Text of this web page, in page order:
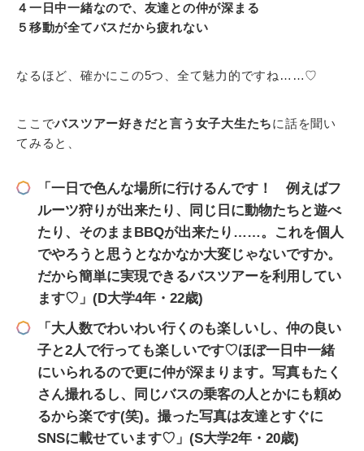
４一日中一緒なので、友達との仲が深まる
５移動が全てバスだから疲れない
なるほど、確かにこの5つ、全て魅力的ですね……♡
ここでバスツアー好きだと言う女子大生たちに話を聞い
てみると、
「一日で色んな場所に行けるんです！ 例えばフ
ルーツ狩りが出来たり、同じ日に動物たちと遊べ
たり、そのままBBQが出来たり……。これを個人
でやろうと思うとなかなか大変じゃないですか。
だから簡単に実現できるバスツアーを利用してい
ます♡」(D大学4年・22歳)
「大人数でわいわい行くのも楽しいし、仲の良い
子と2人で行っても楽しいです♡ほぼ一日中一緒
にいられるので更に仲が深まります。写真もたく
さん撮れるし、同じバスの乗客の人とかにも頼め
るから楽です(笑)。撮った写真は友達とすぐに
SNSに載せています♡」(S大学2年・20歳)